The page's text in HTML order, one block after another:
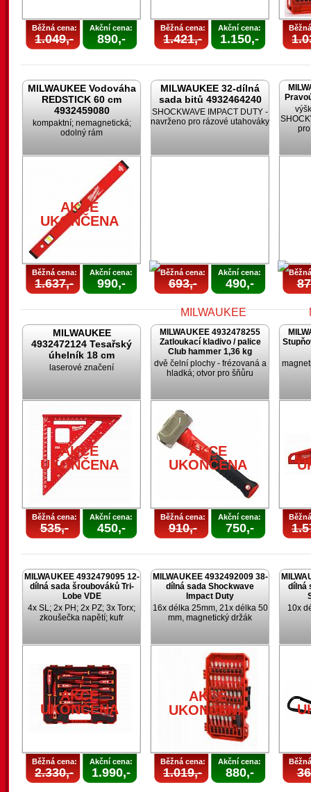
Běžná cena:
1.049,-
Akční cena:
890,-
Běžná cena:
1.421,-
Akční cena:
1.150,-
MILWAUKEE Vodováha
REDSTICK 60 cm
4932459080
kompaktní; nemagnetická;
odolný rám
AKCE
UKONČENA
Běžná cena:
1.637,-
Akční cena:
990,-
MILWAUKEE 32-dílná
sada bitů 4932464240
SHOCKWAVE IMPACT DUTY -
navrženo pro rázové utahováky
AKCE
UKONČENA
Běžná cena:
693,-
Akční cena:
490,-
MILWAUKEE
4932472124 Tesařský
úhelník 18 cm
laserové značení
AKCE
UKONČENA
Běžná cena:
535,-
Akční cena:
450,-
MILWAUKEE 4932478255
Zatloukací kladivo / palice
Club hammer 1,36 kg
dvě čelní plochy - frézovaná a
hladká; otvor pro šňůru
AKCE
UKONČENA
Běžná cena:
910,-
Akční cena:
750,-
MILWAUKEE 4932479095 12-
dílná sada šroubováků Tri-
Lobe VDE
4x SL; 2x PH; 2x PZ; 3x Torx;
zkoušečka napětí; kufr
AKCE
UKONČENA
Běžná cena:
2.330,-
Akční cena:
1.990,-
MILWAUKEE 4932492009 38-
dílná sada Shockwave
Impact Duty
16x délka 25mm, 21x délka 50
mm, magnetický držák
AKCE
UKONČENA
Běžná cena:
1.019,-
Akční cena:
880,-
dílná
10x